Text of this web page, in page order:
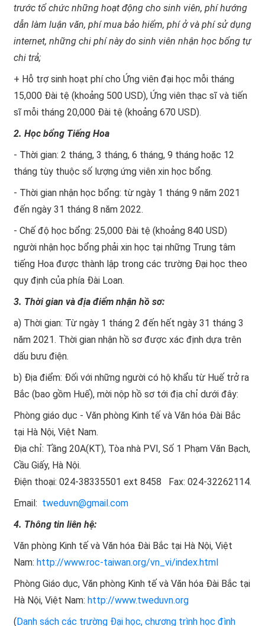
trước tổ chức những hoạt động cho sinh viên, phí hướng
dẫn làm luận văn, phí mua bảo hiểm, phí ở và phí sử dụng
internet, những chi phí này do sinh viên nhận học bổng tự
chi trả;
+ Hỗ trợ sinh hoạt phí cho Ứng viên đại học mỗi tháng
15,000 Đài tệ (khoảng 500 USD), Ứng viên thạc sĩ và tiến
sĩ mỗi tháng 20,000 Đài tệ (khoảng 670 USD).
2. Học bổng Tiếng Hoa
- Thời gian: 2 tháng, 3 tháng, 6 tháng, 9 tháng hoặc 12
tháng tùy thuộc số lượng ứng viên xin học bổng.
- Thời gian nhận học bổng: từ ngày 1 tháng 9 năm 2021
đến ngày 31 tháng 8 năm 2022.
- Chế độ học bổng: 25,000 Đài tệ (khoảng 840 USD)
người nhận học bổng phải xin học tại những Trung tâm
tiếng Hoa được thành lập trong các trường Đại học theo
quy định của phía Đài Loan.
3. Thời gian và địa điểm nhận hồ sơ:
a) Thời gian: Từ ngày 1 tháng 2 đến hết ngày 31 tháng 3
năm 2021. Thời gian nhận hồ sơ được xác định dựa trên
dấu bưu điện.
b) Địa điểm: Đối với những người có hộ khẩu từ Huế trở ra
Bắc (bao gồm Huế), mời nộp hồ sơ tới địa chỉ dưới đây:
Phòng giáo dục - Văn phòng Kinh tế và Văn hóa Đài Bắc
tại Hà Nội, Việt Nam.
Địa chỉ: Tầng 20A(KT), Tòa nhà PVI, Số 1 Phạm Văn Bạch,
Cầu Giấy, Hà Nội.
Điện thoại: 024-38335501 ext 8458 Fax: 024-32262114.
Email: tweduvn@gmail.com
4. Thông tin liên hệ:
Văn phòng Kinh tế và Văn hóa Đài Bắc tại Hà Nội, Việt
Nam: http://www.roc-taiwan.org/vn_vi/index.html
Phòng Giáo dục, Văn phòng Kinh tế và Văn hóa Đài Bắc tại
Hà Nội, Việt Nam: http://www.tweduvn.org
( Danh sách các trường Đại học, chương trình học đình